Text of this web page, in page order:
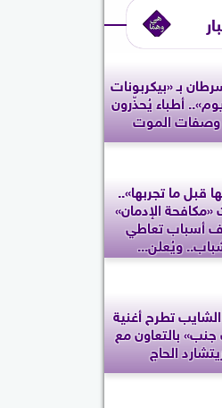
بـ «بيكربونات
أطباء يُحذّرون
الموت
قبل ما تجربها»..
الإدمان»
أسباب تعاطي
ويُعلن...
تطرح أغنية
بالتعاون مع
الحاج